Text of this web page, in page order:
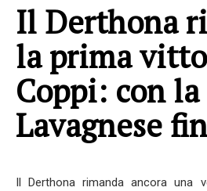
Il Derthona
la prima
Coppi: con la
Lavagnese
Il Derthona rimanda ancora una